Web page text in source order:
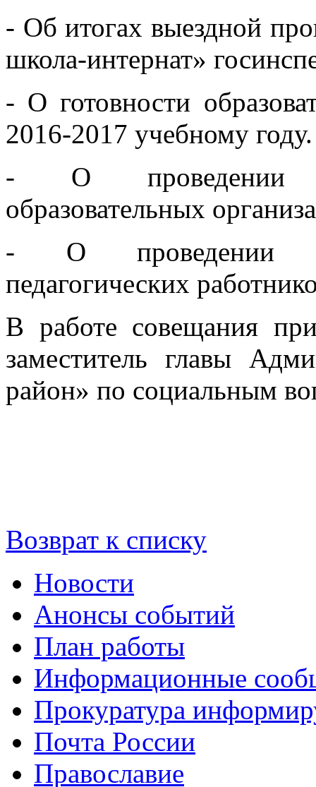
- Об итогах выездной
школа-интернат»
- О готовности
2016-2017 учебному году.
- О проведении
образовательных
- О проведении
педагогических
В работе совещания
заместитель главы
район» по социальным
Возврат к списку
Новости
Анонсы событий
План работы
Информационные
Прокуратура
Почта России
Православие